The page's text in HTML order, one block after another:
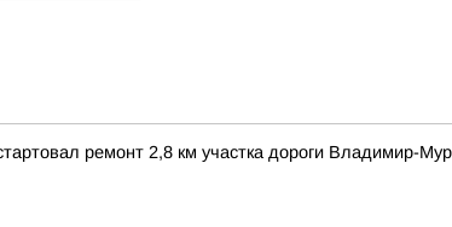
ремонт 2,8 км участка дороги Владимир-